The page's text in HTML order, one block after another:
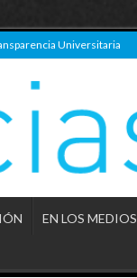
Universitaria
EN LOS MEDIOS